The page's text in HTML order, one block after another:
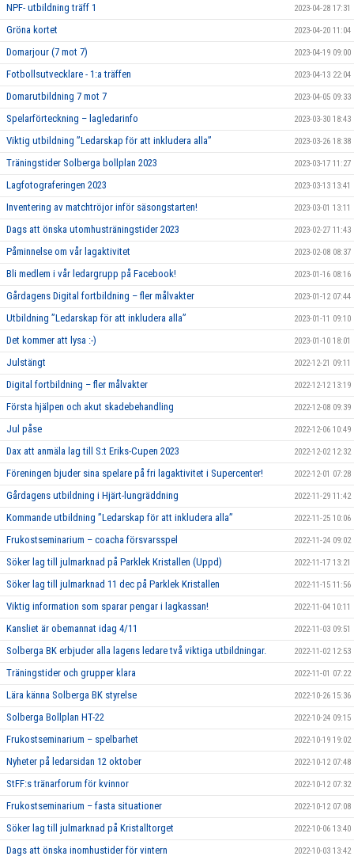
NPF- utbildning träff 1 2023-04-28 17:31
Gröna kortet 2023-04-20 11:04
Domarjour (7 mot 7) 2023-04-19 09:00
Fotbollsutvecklare - 1:a träffen 2023-04-13 22:04
Domarutbildning 7 mot 7 2023-04-05 09:33
Spelarförteckning – lagledarinfo 2023-03-30 18:43
Viktig utbildning ”Ledarskap för att inkludera alla” 2023-03-26 18:38
Träningstider Solberga bollplan 2023 2023-03-17 11:27
Lagfotograferingen 2023 2023-03-13 13:41
Inventering av matchtröjor inför säsongstarten! 2023-03-01 13:11
Dags att önska utomhusträningstider 2023 2023-02-27 11:43
Påminnelse om vår lagaktivitet 2023-02-08 08:37
Bli medlem i vår ledargrupp på Facebook! 2023-01-16 08:16
Gårdagens Digital fortbildning – fler målvakter 2023-01-12 07:44
Utbildning ”Ledarskap för att inkludera alla” 2023-01-11 09:10
Det kommer att lysa :-) 2023-01-10 18:01
Julstängt 2022-12-21 09:11
Digital fortbildning – fler målvakter 2022-12-12 13:19
Första hjälpen och akut skadebehandling 2022-12-08 09:39
Jul påse 2022-12-06 10:49
Dax att anmäla lag till S:t Eriks-Cupen 2023 2022-12-02 12:32
Föreningen bjuder sina spelare på fri lagaktivitet i Supercenter! 2022-12-01 07:28
Gårdagens utbildning i Hjärt-lungräddning 2022-11-29 11:42
Kommande utbildning ”Ledarskap för att inkludera alla” 2022-11-25 10:06
Frukostseminarium – coacha försvarsspel 2022-11-24 09:02
Söker lag till julmarknad på Parklek Kristallen (Uppd) 2022-11-17 13:21
Söker lag till julmarknad 11 dec på Parklek Kristallen 2022-11-15 11:56
Viktig information som sparar pengar i lagkassan! 2022-11-04 10:11
Kansliet är obemannat idag 4/11 2022-11-03 09:51
Solberga BK erbjuder alla lagens ledare två viktiga utbildningar. 2022-11-02 12:53
Träningstider och grupper klara 2022-11-01 07:22
Lära känna Solberga BK styrelse 2022-10-26 15:36
Solberga Bollplan HT-22 2022-10-24 09:15
Frukostseminarium – spelbarhet 2022-10-19 19:02
Nyheter på ledarsidan 12 oktober 2022-10-12 07:48
StFF:s tränarforum för kvinnor 2022-10-12 07:32
Frukostseminarium – fasta situationer 2022-10-12 07:08
Söker lag till julmarknad på Kristalltorget 2022-10-06 13:40
Dags att önska inomhustider för vintern 2022-10-03 13:42